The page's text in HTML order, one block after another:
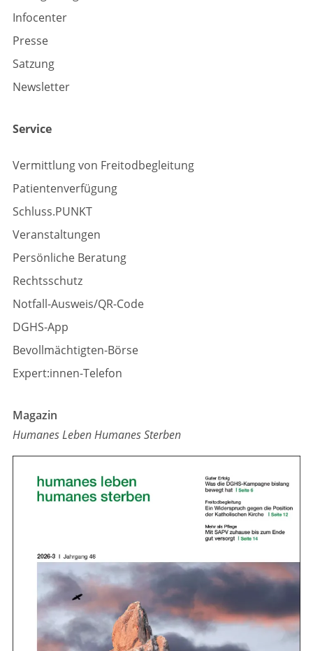
Infocenter
Presse
Satzung
Newsletter
Service
Vermittlung von Freitodbegleitung
Patientenverfügung
Schluss.PUNKT
Veranstaltungen
Persönliche Beratung
Rechtsschutz
Notfall-Ausweis/QR-Code
DGHS-App
Bevollmächtigten-Börse
Expert:innen-Telefon
Magazin
Humanes Leben Humanes Sterben